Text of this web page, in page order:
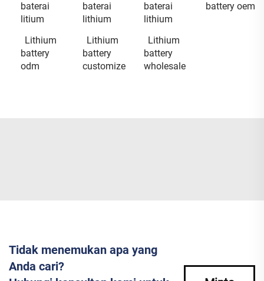
baterai
litium
baterai
lithium
baterai
lithium
battery oem
Lithium
battery
odm
Lithium
battery
customize
Lithium
battery
wholesale
Tidak menemukan apa yang
Anda cari?